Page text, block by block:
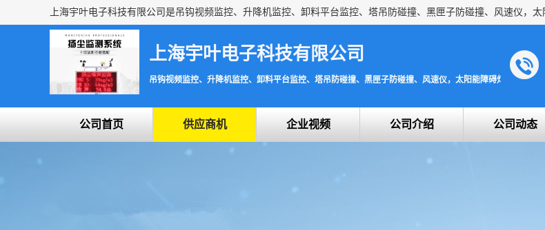
上海宇叶电子科技有限公司
吊钩视频监控、升降机监控、卸料平台监控、塔吊防碰撞、黑匣子防碰撞、风速仪，太阳能障碍灯安全提示灯
公司首页 供应商机 企业视频 公司介绍 公司动态